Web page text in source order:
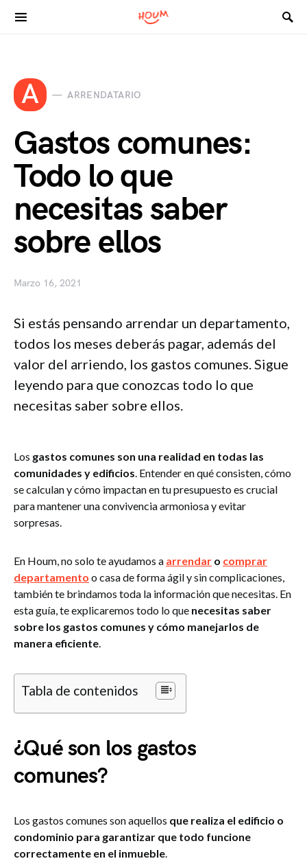
Search for:
A ARRENDATARIO
Gastos comunes:
Todo lo que
necesitas saber
sobre ellos
Marzo 16, 2021
Si estás pensando arrendar un departamento,
todos los meses deberás pagar, además del
valor del arriendo, los gastos comunes. Sigue
leyendo para que conozcas todo lo que
necesitas saber sobre ellos.
Los gastos comunes son una realidad en todas las
comunidades y edificios. Entender en qué consisten, cómo
se calculan y cómo impactan en tu presupuesto es crucial
para mantener una convivencia armoniosa y evitar
sorpresas.
En Houm, no solo te ayudamos a arrendar o comprar
departamento o casa de forma ágil y sin complicaciones,
también te brindamos toda la información que necesitas. En
esta guía, te explicaremos todo lo que necesitas saber
sobre los gastos comunes y cómo manejarlos de
manera eficiente.
Tabla de contenidos
¿Qué son los gastos
comunes?
Los gastos comunes son aquellos que realiza el edificio o
condominio para garantizar que todo funcione
correctamente en el inmueble.